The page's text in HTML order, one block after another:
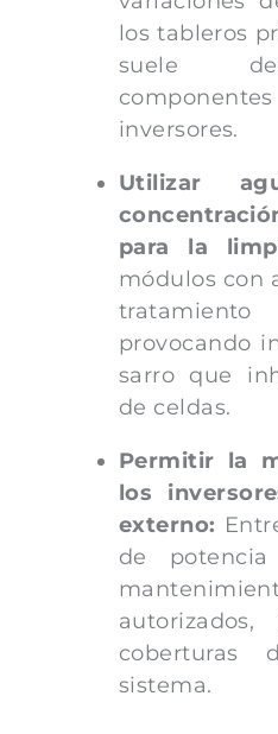
los tableros
suele
inversores.
Utilizar
para la
módulos con
provocando
sarro que
de celdas.
Permitir la
los
externo:
de
coberturas
sistema.